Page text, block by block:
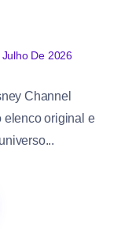
De 2026
Channel
elenco original e